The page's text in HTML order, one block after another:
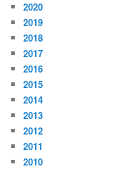
2020
2019
2018
2017
2016
2015
2014
2013
2012
2011
2010